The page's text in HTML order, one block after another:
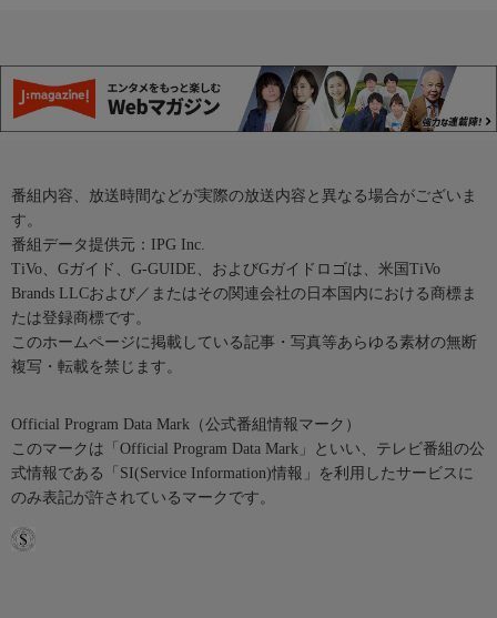
番組内容、放送時間などが実際の放送内容と異なる場合がございま
す。
番組データ提供元：IPG Inc.
TiVo、Gガイド、G-GUIDE、およびGガイドロゴは、米国TiVo
Brands LLCおよび／またはその関連会社の日本国内における商標ま
たは登録商標です。
このホームページに掲載している記事・写真等あらゆる素材の無断
複写・転載を禁じます。
Official Program Data Mark（公式番組情報マーク）
このマークは「Official Program Data Mark」といい、テレビ番組の公
式情報である「SI(Service Information)情報」を利用したサービスに
のみ表記が許されているマークです。